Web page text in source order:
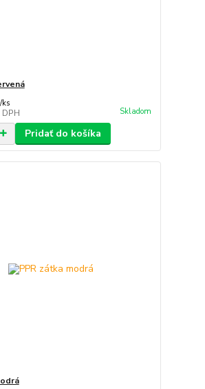
/ks
Skladom
Pridať do košíka